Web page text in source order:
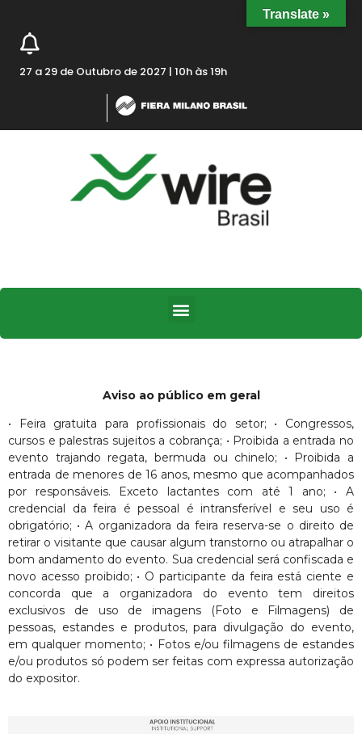
27 a 29 de Outubro de 2027 | 10h às 19h
Aviso ao público em geral
• Feira gratuita para profissionais do setor; • Congressos,
cursos e palestras sujeitos a cobrança; • Proibida a entrada no
evento trajando regata, bermuda ou chinelo; • Proibida a
entrada de menores de 16 anos, mesmo que acompanhados
por responsáveis. Exceto lactantes com até 1 ano; • A
credencial da feira é pessoal é intransferível e seu uso é
obrigatório; • A organizadora da feira reserva-se o direito de
retirar o visitante que causar algum transtorno ou atrapalhar o
bom andamento do evento. Sua credencial será confiscada e
novo acesso proibido; • O participante da feira está ciente e
concorda que a organizadora do evento tem direitos
exclusivos de uso de imagens (Foto e Filmagens) de
pessoas, estandes e produtos, para divulgação do evento,
em qualquer momento; • Fotos e/ou filmagens de estandes
e/ou produtos só podem ser feitas com expressa autorização
do expositor.
Translate »